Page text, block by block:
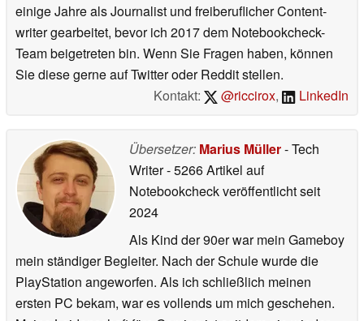
einige Jahre als Journalist und freiberuflicher Content-
writer gearbeitet, bevor ich 2017 dem Notebookcheck-
Team beigetreten bin. Wenn Sie Fragen haben, können
Sie diese gerne auf Twitter oder Reddit stellen.
Kontakt:
@riccirox, LinkedIn
Übersetzer: Marius Müller- Tech
Writer- 5266 Artikel auf
Notebookcheck veröffentlichtseit
2024
Als Kind der 90er war mein Gameboy
mein ständiger Begleiter. Nach der Schule wurde die
PlayStation angeworfen. Als ich schließlich meinen
ersten PC bekam, war es vollends um mich geschehen.